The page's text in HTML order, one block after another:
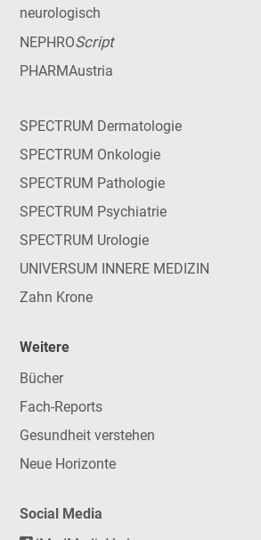
neurologisch
NEPHROScript
PHARMAustria
SPECTRUM Dermatologie
SPECTRUM Onkologie
SPECTRUM Pathologie
SPECTRUM Psychiatrie
SPECTRUM Urologie
UNIVERSUM INNERE MEDIZIN
Zahn Krone
Weitere
Bücher
Fach-Reports
Gesundheit verstehen
Neue Horizonte
Social Media